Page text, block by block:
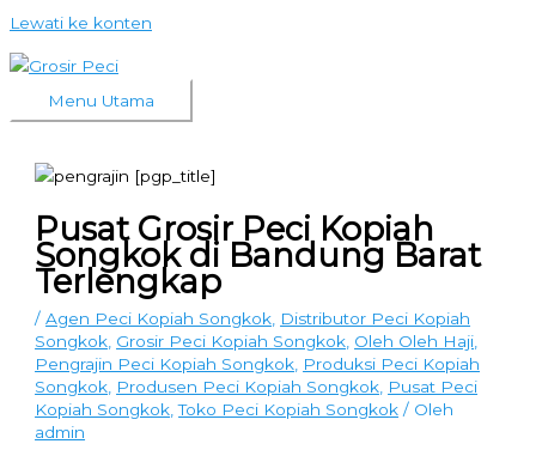
Lewati ke konten
Menu Utama
Pusat Grosir Peci Kopiah
Songkok di Bandung Barat
Terlengkap
/Agen Peci Kopiah Songkok Distributor Peci Kopiah
Songkok Grosir Peci Kopiah Songkok Oleh Oleh Haji
Pengrajin Peci Kopiah Songkok Produksi Peci Kopiah
Songkok Produsen Peci Kopiah Songkok Pusat Peci
Kopiah Songkok ,Toko Peci Kopiah Songkok / Oleh
admin